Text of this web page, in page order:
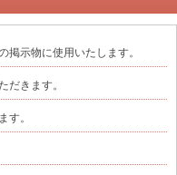
掲示物に使用いたします。
だきます。
す。